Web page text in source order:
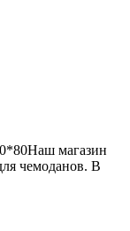
магазин
чемоданов. В